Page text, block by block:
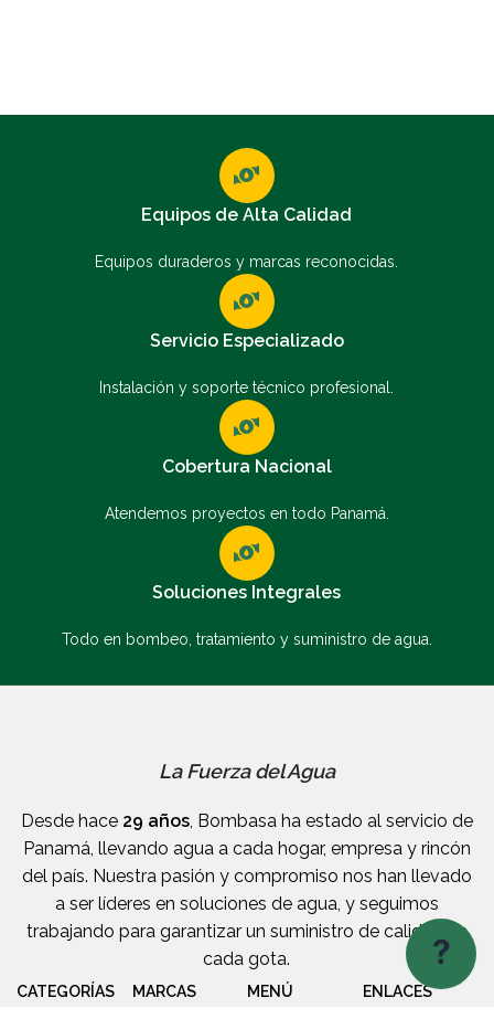
?
Equipos de Alta Calidad
Equipos duraderos y marcas reconocidas.
Servicio Especializado
Instalación y soporte técnico profesional.
Cobertura Nacional
Atendemos proyectos en todo Panamá.
Soluciones Integrales
Todo en bombeo, tratamiento y suministro de agua.
La Fuerza del Agua
Desde hace 29 años, Bombasa ha estado al servicio de
Panamá, llevando agua a cada hogar, empresa y rincón
del país. Nuestra pasión y compromiso nos han llevado
a ser líderes en soluciones de agua, y seguimos
trabajando para garantizar un suministro de calidad en
cada gota.
CATEGORÍAS MARCAS MENÚ ENLACES